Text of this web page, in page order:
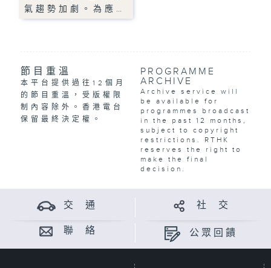
氣趨勢加劇。為應…
節目重溫
本平台提供過往12個月
的節目重溫，受版權限
制內容除外。香港電台
保留最終決定權。
PROGRAMME
ARCHIVE
Archive service will
be available for
programmes broadcast
in the past 12 months,
subject to copyright
restrictions. RTHK
reserves the right to
make the final
decision.
交 通 社 交
聯 絡 公眾回饋